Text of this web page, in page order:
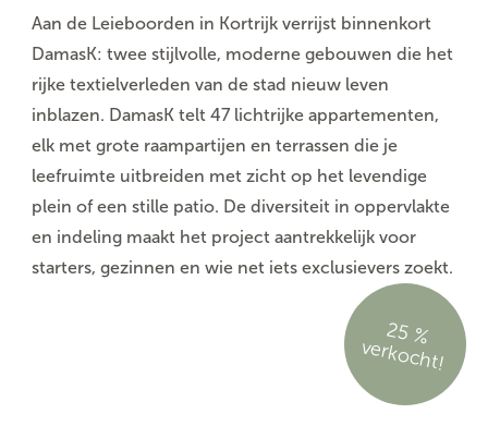
Aan de Leieboorden in Kortrijk verrijst binnenkort
DamasK: twee stijlvolle, moderne gebouwen die het
rijke textielverleden van de stad nieuw leven
inblazen. DamasK telt 47 lichtrijke appartementen,
elk met grote raampartijen en terrassen die je
leefruimte uitbreiden met zicht op het levendige
plein of een stille patio. De diversiteit in oppervlakte
en indeling maakt het project aantrekkelijk voor
starters, gezinnen en wie net iets exclusievers zoekt.
2
5
%
ve
rko
c
h
t!